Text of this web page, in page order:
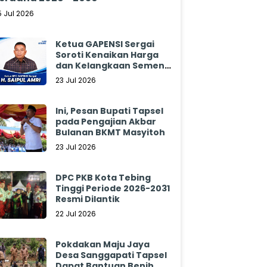
Jul 2026
Ketua GAPENSI Sergai
Soroti Kenaikan Harga
dan Kelangkaan Semen,
Minta Pemerintah
23 Jul 2026
Ini, Pesan Bupati Tapsel
pada Pengajian Akbar
Bulanan BKMT Masyitoh
23 Jul 2026
DPC PKB Kota Tebing
Tinggi Periode 2026-2031
Resmi Dilantik
22 Jul 2026
Pokdakan Maju Jaya
Desa Sanggapati Tapsel